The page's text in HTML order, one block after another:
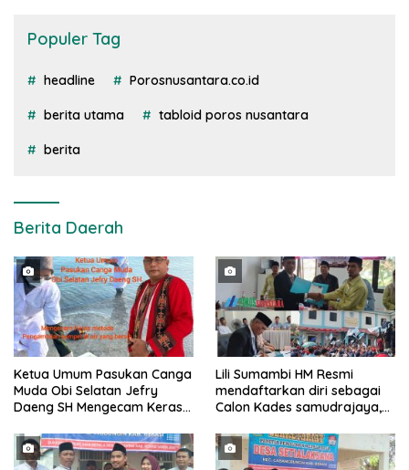
Populer Tag
headline Porosnusantara.co.id
berita utama tabloid poros nusantara
berita
Berita Daerah
Ketua Umum Pasukan Canga
Muda Obi Selatan Jefry
Daeng SH Mengecam Keras
Air Laut di Laut yang Bersih
Lili Sumambi HM Resmi
mendaftarkan diri sebagai
Calon Kades samudrajaya,
pendukungnya